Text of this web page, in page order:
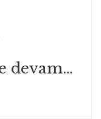
Sorunlar büyümeye devam ediyor!..